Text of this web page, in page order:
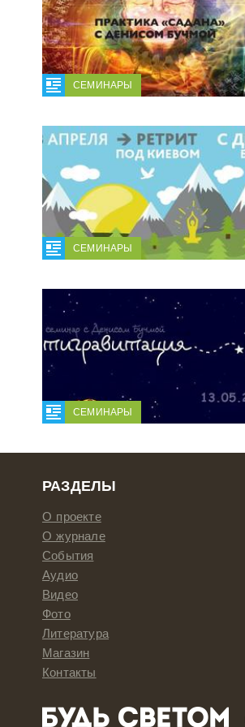
СЕМИНАРЫ
СЕМИНАРЫ
СЕМИНАРЫ
РАЗДЕЛЫ
О проекте
О журнале
События
Аудио
Видео
Фото
Литература
Магазин
Контакты